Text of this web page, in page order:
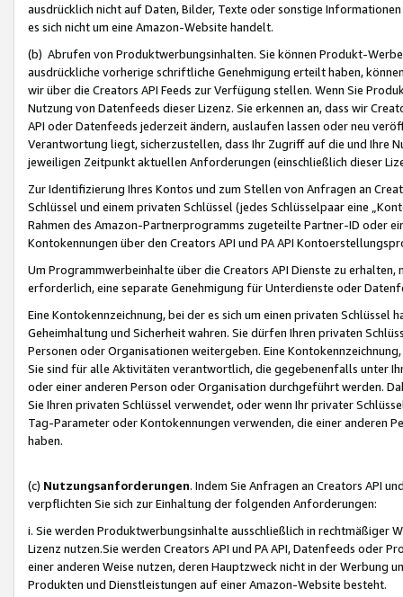
ausdrücklich nicht auf Daten, Bilder, Texte oder sonstige
es sich nicht um eine Amazon-Website handelt.
(b) Abrufen von Produktwerbungsinhalten. Sie können Produkt-
ausdrückliche vorherige schriftliche Genehmigung erteilt haben,
wir über die Creators API Feeds zur Verfügung stellen. Wenn Sie
Nutzung von Datenfeeds dieser Lizenz. Sie erkennen an, dass wir
API oder Datenfeeds jederzeit ändern, auslaufen lassen oder neu
Verantwortung liegt, sicherzustellen, dass Ihr Zugriff auf die und Ihre
jeweiligen Zeitpunkt aktuellen Anforderungen (einschließlich dieser
Zur Identifizierung Ihres Kontos und zum Stellen von Anfragen an
Schlüssel und einem privaten Schlüssel (jedes Schlüsselpaar eine
Rahmen des Amazon-Partnerprogramms zugeteilte Partner-ID oder
Kontokennungen über den Creators API und PA API
Um Programmwerbeinhalte über die Creators API Dienste zu
erforderlich, eine separate Genehmigung für Unterdienste oder
Eine Kontokennzeichnung, bei der es sich um einen privaten
Geheimhaltung und Sicherheit wahren. Sie dürfen Ihren privaten
Personen oder Organisationen weitergeben. Eine
Sie sind für alle Aktivitäten verantwortlich, die gegebenenfalls unter
oder einer anderen Person oder Organisation durchgeführt werden.
Sie Ihren privaten Schlüssel verwendet, oder wenn Ihr privater
Tag-Parameter oder Kontokennungen verwenden, die einer anderen
haben.
(c) Nutzungsanforderungen. Indem Sie Anfragen an Creators API
verpflichten Sie sich zur Einhaltung der folgenden Anforderungen:
i. Sie werden Produktwerbungsinhalte ausschließlich in rechtmäßiger
Lizenz nutzen.Sie werden Creators API und PA API, Datenfeeds oder
einer anderen Weise nutzen, deren Hauptzweck nicht in der Werbung
Produkten und Dienstleistungen auf einer Amazon-Website besteht.